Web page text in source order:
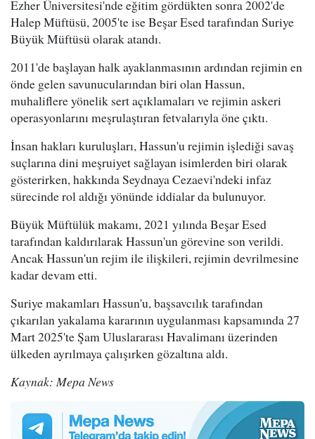
Ezher Üniversitesi'nde eğitim gördükten sonra 2002'de
Halep Müftüsü, 2005'te ise Beşar Esed tarafından Suriye
Büyük Müftüsü olarak atandı.
2011'de başlayan halk ayaklanmasının ardından rejimin en
önde gelen savunucularından biri olan Hassun,
muhaliflere yönelik sert açıklamaları ve rejimin askeri
operasyonlarını meşrulaştıran fetvalarıyla öne çıktı.
İnsan hakları kuruluşları, Hassun'u rejimin işlediği savaş
suçlarına dini meşruiyet sağlayan isimlerden biri olarak
gösterirken, hakkında Seydnaya Cezaevi'ndeki infaz
sürecinde rol aldığı yönünde iddialar da bulunuyor.
Büyük Müftülük makamı, 2021 yılında Beşar Esed
tarafından kaldırılarak Hassun'un görevine son verildi.
Ancak Hassun'un rejim ile ilişkileri, rejimin devrilmesine
kadar devam etti.
Suriye makamları Hassun'u, başsavcılık tarafından
çıkarılan yakalama kararının uygulanması kapsamında 27
Mart 2025'te Şam Uluslararası Havalimanı üzerinden
ülkeden ayrılmaya çalışırken gözaltına aldı.
Kaynak: Mepa News